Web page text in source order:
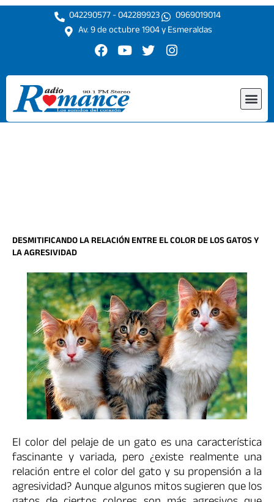
Ir
042290577 - 042289923
0969019014
Av. 9 de octubre 1904 y Esmeraldas
F
c
e
b
o
o
Y
u
t
u
b
e
T
i
r
I
s
r
DESMITIFICANDO LA RELACIÓN ENTRE EL COLOR DE LOS GATOS Y
LA AGRESIVIDAD
El color del pelaje de un gato es una característica
fascinante y variada, pero ¿existe realmente una
relación entre el color del gato y su propensión a la
agresividad? Aunque algunos mitos sugieren que los